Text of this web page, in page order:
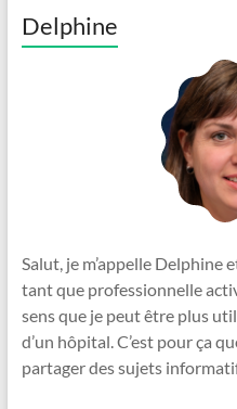
Delphine
Salut, je m’appelle Delphine
tant que professionnelle
sens que je peut être plus
d’un hôpital. C’est pour ça
partager des sujets